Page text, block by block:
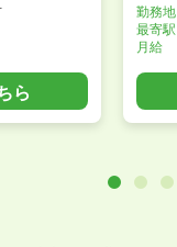
ら
勤務地
最寄駅
月給